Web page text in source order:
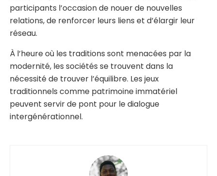
participants l’occasion de nouer de nouvelles
relations, de renforcer leurs liens et d’élargir leur
réseau.
À l’heure où les traditions sont menacées par la
modernité, les sociétés se trouvent dans la
nécessité de trouver l’équilibre. Les jeux
traditionnels comme patrimoine immatériel
peuvent servir de pont pour le dialogue
intergénérationnel.